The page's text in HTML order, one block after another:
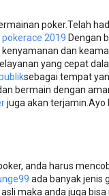
poker.Telah
2019 Dengan
dan
yang cepat
sebagai tempat
bermain dengan
juga akan terjamin.Ayo
anda harus
ada banyak jenis
maka anda juga